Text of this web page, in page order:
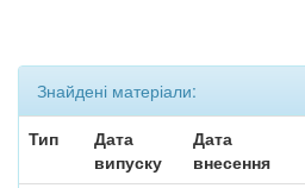
Знайдені матеріали:
Тип
Дата
випуску
Дата
внесення